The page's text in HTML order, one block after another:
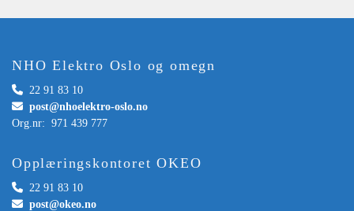
NHO Elektro Oslo og omegn
 22 91 83 10
 post@nhoelektro-oslo.no
Org.nr: 971 439 777
Opplæringskontoret OKEO
 22 91 83 10
 post@okeo.no